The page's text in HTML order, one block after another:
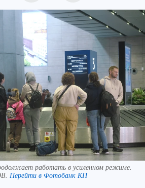
работать в усиленном режиме.
Перейти в Фотобанк КП